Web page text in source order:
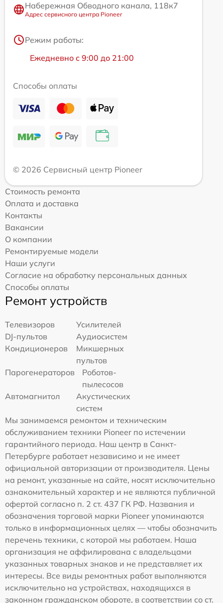
Набережная Обводного канала, 118к7
Адрес сервисного центра Pioneer
Режим работы:
Ежедневно с 9:00 до 21:00
Способы оплаты
© 2026 Сервисный центр Pioneer
Стоимость ремонта
Оплата и доставка
Контакты
Вакансии
О компании
Ремонтируемые модели
Наши услуги
Согласие на обработку персональных данных
Способы оплаты
Ремонт устройств
Телевизоров
Усилителей
DJ-пультов
Аудиосистем
Кондиционеров
Микшерных
пультов
Парогенераторов
Роботов-
пылесосов
Автомагнитол
Акустических
систем
Мы занимаемся ремонтом и техническим
обслуживанием техники Pioneer по истечении
гарантийного периода. Наш центр в Санкт-
Петербурге работает независимо и не имеет
официальной авторизации от производителя. Цены
на ремонт, указанные на сайте, носят исключительно
ознакомительный характер и не являются публичной
офертой согласно п. 2 ст. 437 ГК РФ. Названия и
обозначения торговой марки Pioneer упоминаются
только в информационных целях — чтобы обозначить
перечень техники, с которой мы работаем. Наша
организация не аффилирована с владельцами
указанных товарных знаков и не представляет их
интересы. Все виды ремонтных работ выполняются
исключительно на устройствах, находящихся в
законном гражданском обороте, в соответствии со ст.